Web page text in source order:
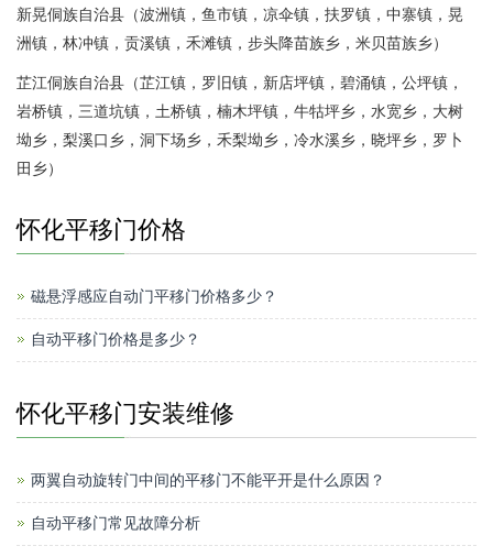
新晃侗族自治县（波洲镇，鱼市镇，凉伞镇，扶罗镇，中寨镇，晃
洲镇，林冲镇，贡溪镇，禾滩镇，步头降苗族乡，米贝苗族乡）
芷江侗族自治县（芷江镇，罗旧镇，新店坪镇，碧涌镇，公坪镇，
岩桥镇，三道坑镇，土桥镇，楠木坪镇，牛牯坪乡，水宽乡，大树
坳乡，梨溪口乡，洞下场乡，禾梨坳乡，冷水溪乡，晓坪乡，罗卜
田乡）
怀化平移门价格
磁悬浮感应自动门平移门价格多少？
自动平移门价格是多少？
怀化平移门安装维修
两翼自动旋转门中间的平移门不能平开是什么原因？
自动平移门常见故障分析